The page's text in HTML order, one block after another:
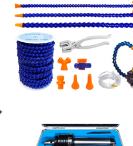
Винты torx